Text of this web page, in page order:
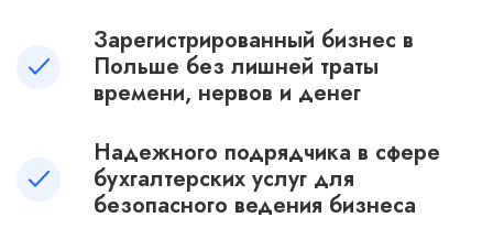
Зарегистрированный бизнес в
Польше без лишней траты
времени, нервов и денег
Надежного подрядчика в сфере
бухгалтерских услуг для
безопасного ведения бизнеса